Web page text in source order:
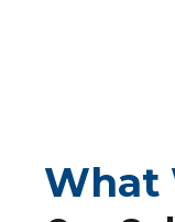
What